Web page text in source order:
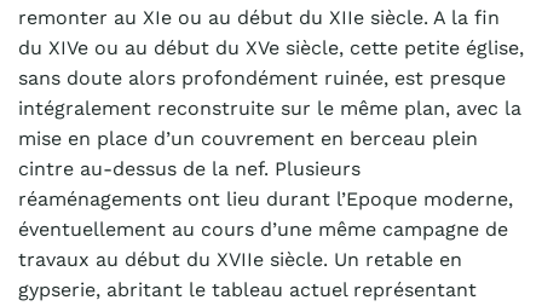
remonter au XIe ou au début du XIIe siècle. A la fin
du XIVe ou au début du XVe siècle, cette petite église,
sans doute alors profondément ruinée, est presque
intégralement reconstruite sur le même plan, avec la
mise en place d’un couvrement en berceau plein
cintre au-dessus de la nef. Plusieurs
réaménagements ont lieu durant l’Epoque moderne,
éventuellement au cours d’une même campagne de
travaux au début du XVIIe siècle. Un retable en
gypserie, abritant le tableau actuel représentant